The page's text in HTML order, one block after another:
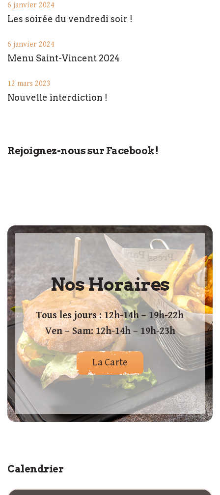
6 janvier 2024
Les soirée du vendredi soir !
6 janvier 2024
Menu Saint-Vincent 2024
12 mars 2023
Nouvelle interdiction !
Rejoignez-nous sur Facebook !
Nos Horaires
Tous les jours : 12h-14h – 19h-22h
Ven – Sam: 12h-14h – 19h-23h
La Carte
Calendrier